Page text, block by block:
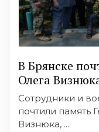
В Брянске
Олега
Сотрудники и
почтили память
Визнюка, ...